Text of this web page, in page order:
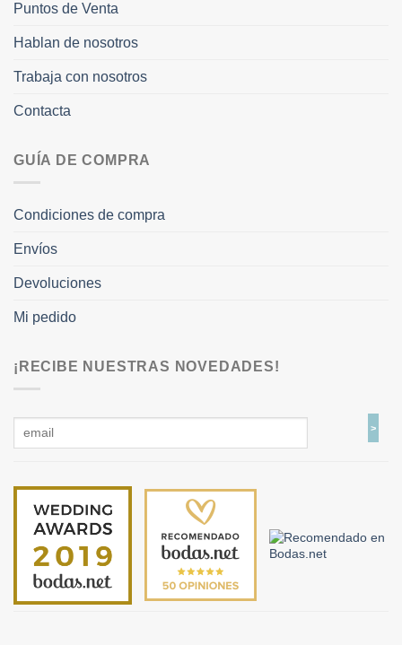
Puntos de Venta
Hablan de nosotros
Trabaja con nosotros
Contacta
GUÍA DE COMPRA
Condiciones de compra
Envíos
Devoluciones
Mi pedido
¡RECIBE NUESTRAS NOVEDADES!